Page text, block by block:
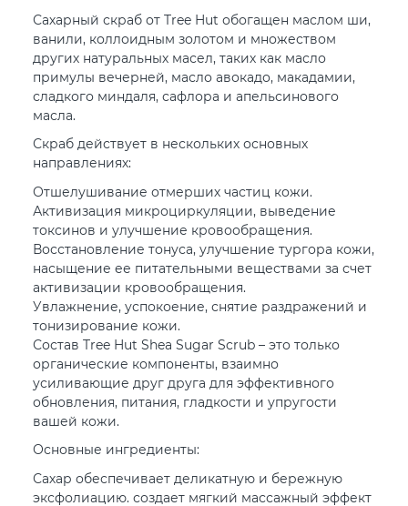
Сахарный скраб от Tree Hut обогащен маслом ши,
ванили, коллоидным золотом и множеством
других натуральных масел, таких как масло
примулы вечерней, масло авокадо, макадамии,
сладкого миндаля, сафлора и апельсинового
масла.
Скраб действует в нескольких основных
направлениях:
Отшелушивание отмерших частиц кожи.
Активизация микроциркуляции, выведение
токсинов и улучшение кровообращения.
Восстановление тонуса, улучшение тургора кожи,
насыщение ее питательными веществами за счет
активизации кровообращения.
Увлажнение, успокоение, снятие раздражений и
тонизирование кожи.
Состав Tree Hut Shea Sugar Scrub – это только
органические компоненты, взаимно
усиливающие друг друга для эффективного
обновления, питания, гладкости и упругости
вашей кожи.
Основные ингредиенты:
Сахар обеспечивает деликатную и бережную
эксфолиацию. создает мягкий массажный эффект